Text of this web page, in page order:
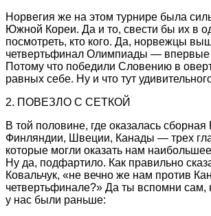
Норвегия же на этом турнире была
Южной Кореи. Да и то, свести бы их в
посмотреть, кто кого. Да, норвежцы
четвертьфинал Олимпиады — впервые
Потому что победили Словению в
равных себе. Ну и что тут
2. ПОВЕЗЛО С СЕТКОЙ
В той половине, где оказалась сборная
Финляндии, Швеции, Канады — трех
которые могли оказать нам
Ну да, подфартило. Как правильно
Ковальчук, «не вечно же нам против
четвертьфинале?» Да ты вспомни сам,
у нас были раньше: